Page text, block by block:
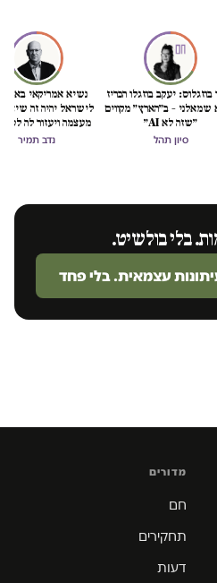
בוזגלוס: יעקב בוזגלו הכריז
שמאלני – ב״הארץ״ מקווים
״שזה לא AI״
סיון תהל
נשיא אמריקאי באמת
לישראל יהיה זה
מעצמה ויעזור לה
הכיבוש
נדב תמיר
בלי בולשיט.
עצמאית. בלי פחד
מדורים
חם
תחקירים
דעות